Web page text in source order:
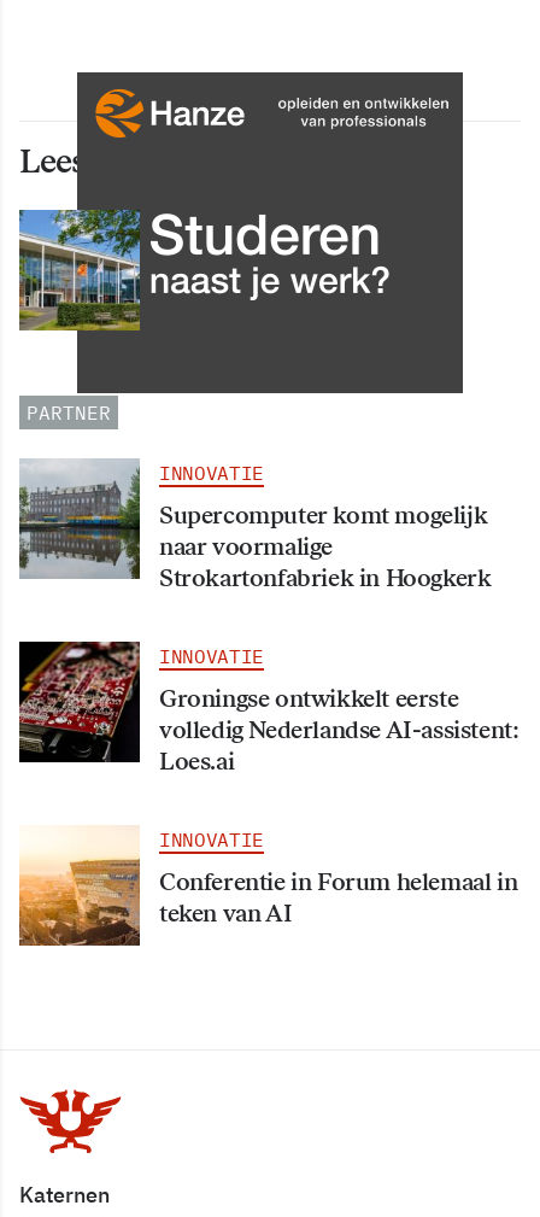
Lees ook deze artikelen
INNOVATIE
Grip op data en informatie:
Leergang Data en
PARTNER
INNOVATIE
Supercomputer komt mogelijk
naar voormalige
Strokartonfabriek in Hoogkerk
INNOVATIE
Groningse ontwikkelt eerste
volledig Nederlandse AI-assistent:
Loes.ai
INNOVATIE
Conferentie in Forum helemaal in
teken van AI
Katernen